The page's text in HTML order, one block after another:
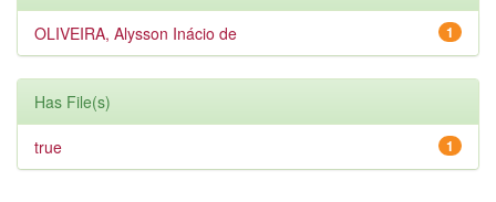
1
OLIVEIRA, Alysson Inácio de
Has File(s)
1
true